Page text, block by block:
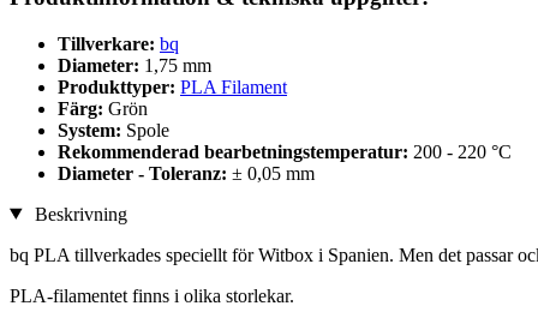
Tillverkare: bq
Diameter: 1,75 mm
Produkttyper: PLA Filament
Färg: Grön
System: Spole
Rekommenderad bearbetningstemperatur: 200 - 220 °C
Diameter - Toleranz: ± 0,05 mm
Beskrivning
bq PLA tillverkades speciellt för Witbox i Spanien. Men det passar
PLA-filamentet finns i olika storlekar.